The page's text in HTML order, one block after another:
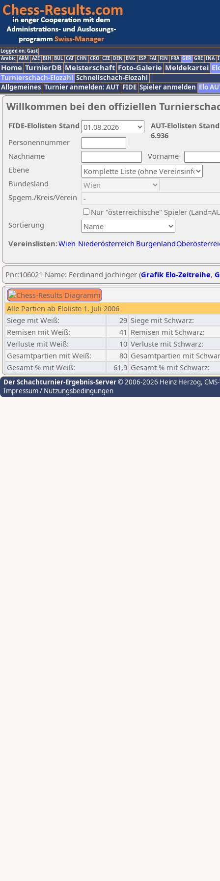
Logged on: Gast
Arabic ARM AZE BIH BUL CAT CHN CRO CZE DEN ENG ESP FAI FIN FRA GER GRE INA
Home TurnierDB Meisterschaft Foto-Galerie Meldekartei
Turnierschach-Elozahl Schnellschach-Elozahl
Allgemeines Turnier anmelden: AUT FIDE Spieler anmelden Elo
Willkommen bei den offiziellen
Nachname
Vorname
Ebene
Sortierung
Personennummer
Bundesland
Spgem./Kreis/Verein
Nur "österreichische" Spieler
Vereinslisten:Wien Niederösterreich Burgenland
AUT-Elolisten
6.936
FIDE-Elolisten Stand
Pnr:106021 Name: Ferdinand Jochinger (Grafik Elo-Zeitreihe,
Alle Partien ab Eloliste 1. Juli 2006
Siege mit Weiß:
29 Siege mit Schwarz:
Remisen mit Weiß:
41 Remisen mit Schwarz:
Verluste mit Weiß:
10 Verluste mit Schwarz:
Gesamtpartien mit Weiß:
80 Gesamtpartien mit
Gesamt % mit Weiß:
61,9 Gesamt % mit Schwarz:
Der Schachturnier-Ergebnis-Server© 2006-2026 Heinz Herzog,
Impressum / Nutzungsbedingungen